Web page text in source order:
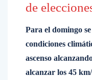
de
Para el domingo
condiciones
ascenso
alcanzar los 45